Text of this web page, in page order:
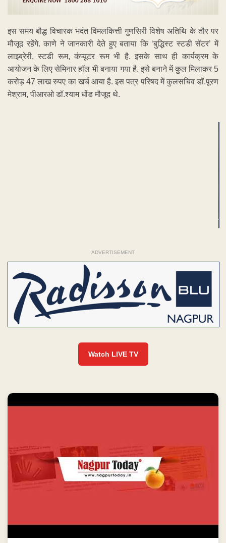
इस समय बौद्ध विचारक भदंत विमलकित्ती गुणसिरी विशेष अतिथि के तौर पर
मौजूद रहेंगे. काणे ने जानकारी देते हुए बताया कि ‘बुद्धिस्ट स्टडी सेंटर’ में
लाइब्रेरी, स्टडी रूम, कंप्यूटर रूम भी है. इसके साथ ही कार्यक्रम के
आयोजन के लिए सेमिनार हॉल भी बनाया गया है. इसे बनाने में कुल मिलाकर 5
करोड़ 47 लाख रुपए का खर्च आया है. इस पत्र परिषद में कुलसचिव डॉ.पूरण
मेश्राम, पीआरओ डॉ.श्याम धोंड मौजूद थे.
ADVERTISEMENT
Watch LIVE TV